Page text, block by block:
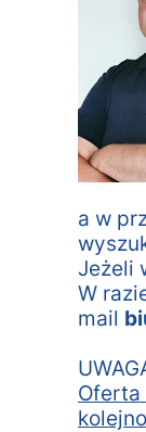
a w
Jeżeli
W
mail
Oferta